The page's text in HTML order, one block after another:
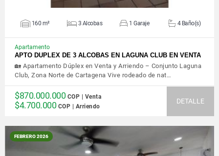
160 m² 3 Alcobas 1 Garaje 4 Baño(s)
Apartamento
APTO DUPLEX DE 3 ALCOBAS EN LAGUNA CLUB EN VENTA
🏡 Apartamento Dúplex en Venta y Arriendo – Conjunto Laguna
Club, Zona Norte de Cartagena Vive rodeado de nat…
$870.000.000 COP | Venta
$4.700.000 COP | Arriendo
DETALLE
FEBRERO 2026